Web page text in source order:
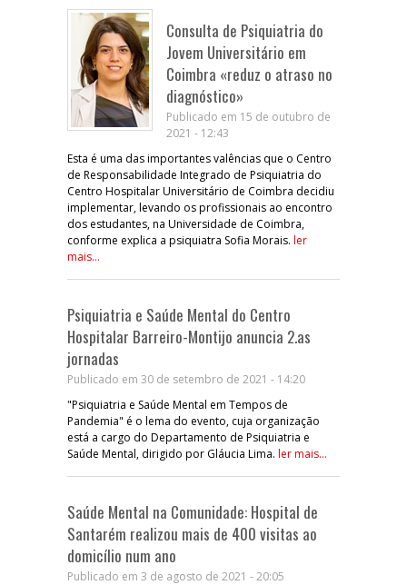
Consulta de Psiquiatria do
Jovem Universitário em
Coimbra «reduz o atraso no
diagnóstico»
Publicado em 15 de outubro de
2021 - 12:43
Esta é uma das importantes valências que o Centro
de Responsabilidade Integrado de Psiquiatria do
Centro Hospitalar Universitário de Coimbra decidiu
implementar, levando os profissionais ao encontro
dos estudantes, na Universidade de Coimbra,
conforme explica a psiquiatra Sofia Morais. ler
mais...
Psiquiatria e Saúde Mental do Centro
Hospitalar Barreiro-Montijo anuncia 2.as
jornadas
Publicado em 30 de setembro de 2021 - 14:20
"Psiquiatria e Saúde Mental em Tempos de
Pandemia" é o lema do evento, cuja organização
está a cargo do Departamento de Psiquiatria e
Saúde Mental, dirigido por Gláucia Lima. ler mais...
Saúde Mental na Comunidade: Hospital de
Santarém realizou mais de 400 visitas ao
domicílio num ano
Publicado em 3 de agosto de 2021 - 20:05